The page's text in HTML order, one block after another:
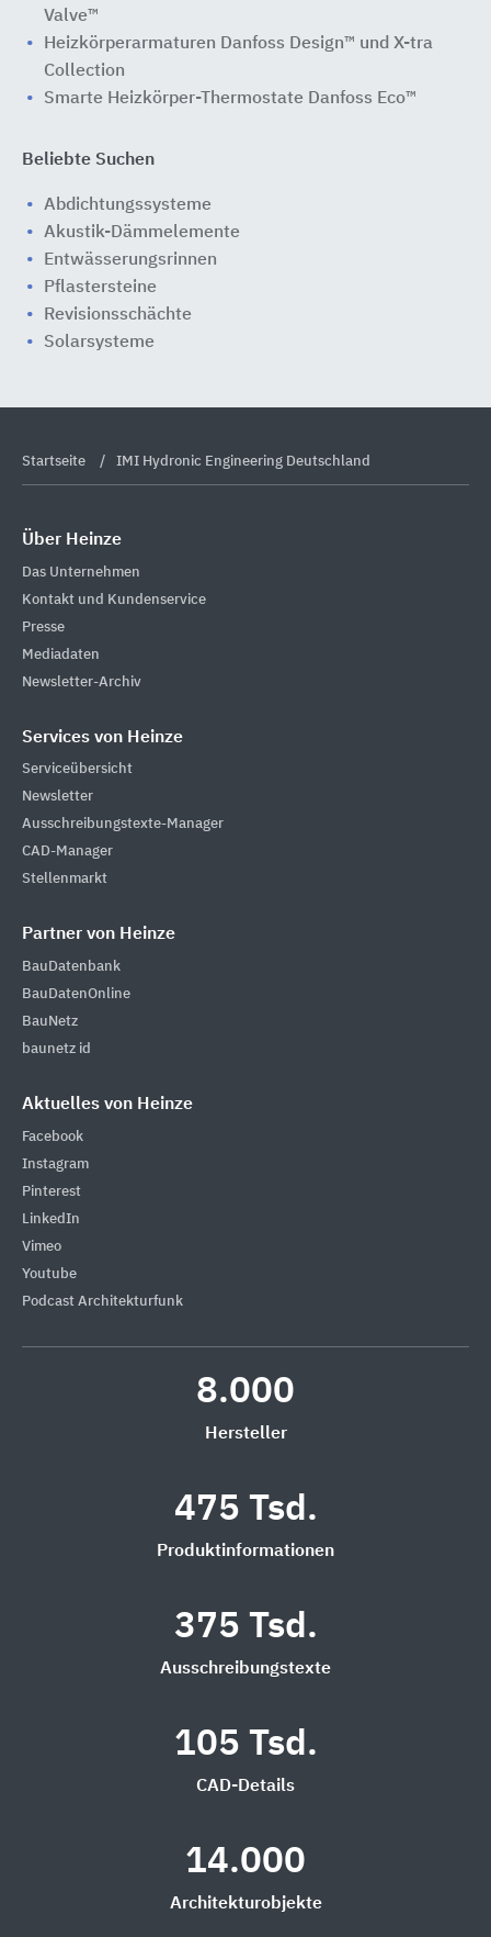
Valve™
Heizkörperarmaturen Danfoss Design™ und X-tra
Collection
Smarte Heizkörper-Thermostate Danfoss Eco™
Beliebte Suchen
Abdichtungssysteme
Akustik-Dämmelemente
Entwässerungsrinnen
Pflastersteine
Revisionsschächte
Solarsysteme
Startseite IMI Hydronic Engineering Deutschland
Über Heinze
Das Unternehmen
Kontakt und Kundenservice
Presse
Mediadaten
Newsletter-Archiv
Services von Heinze
Serviceübersicht
Newsletter
Ausschreibungstexte-Manager
CAD-Manager
Stellenmarkt
Partner von Heinze
BauDatenbank
BauDatenOnline
BauNetz
baunetz id
Aktuelles von Heinze
Facebook
Instagram
Pinterest
LinkedIn
Vimeo
Youtube
Podcast Architekturfunk
8.000
Hersteller
475 Tsd.
Produktinformationen
375 Tsd.
Ausschreibungstexte
105 Tsd.
CAD-Details
14.000
Architekturobjekte